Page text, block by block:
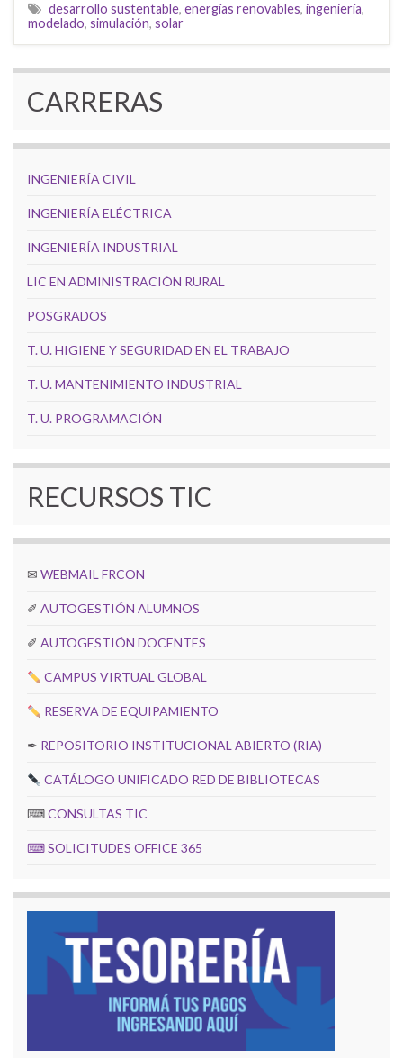
desarrollo sustentable, energías renovables, ingeniería,
modelado, simulación, solar
CARRERAS
INGENIERÍA CIVIL
INGENIERÍA ELÉCTRICA
INGENIERÍA INDUSTRIAL
LIC EN ADMINISTRACIÓN RURAL
POSGRADOS
T. U. HIGIENE Y SEGURIDAD EN EL TRABAJO
T. U. MANTENIMIENTO INDUSTRIAL
T. U. PROGRAMACIÓN
RECURSOS TIC
✉ WEBMAIL FRCON
✐ AUTOGESTIÓN ALUMNOS
✐ AUTOGESTIÓN DOCENTES
CAMPUS VIRTUAL GLOBAL
RESERVA DE EQUIPAMIENTO
✒ REPOSITORIO INSTITUCIONAL ABIERTO (RIA)
CATÁLOGO UNIFICADO RED DE BIBLIOTECAS
⌨CONSULTAS TIC
⌨SOLICITUDES OFFICE 365